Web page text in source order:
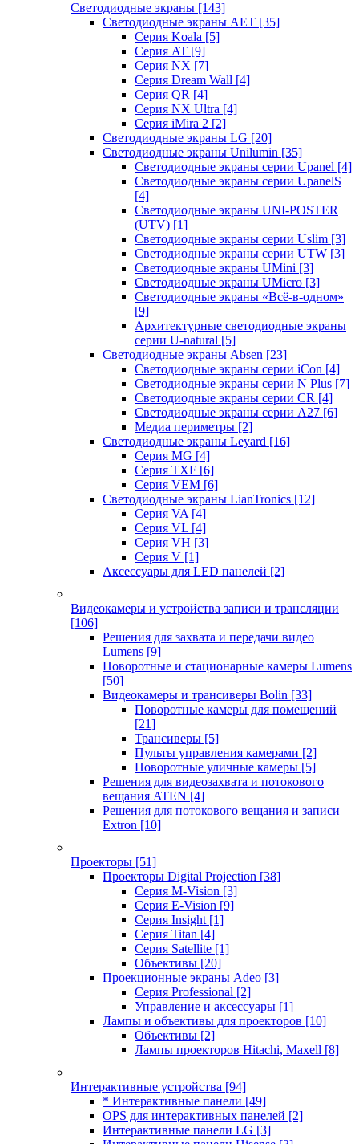
Светодиодные экраны [143]
Светодиодные экраны AET [35]
Cерия Koala [5]
Серия AT [9]
Серия NX [7]
Серия Dream Wall [4]
Серия QR [4]
Серия NX Ultra [4]
Серия iMira 2 [2]
Светодиодные экраны LG [20]
Светодиодные экраны Unilumin [35]
Светодиодные экраны серии Upanel [4]
Светодиодные экраны серии UpanelS
[4]
Светодиодные экраны UNI-POSTER
(UTV) [1]
Светодиодные экраны серии Uslim [3]
Светодиодные экраны серии UTW [3]
Светодиодные экраны UMini [3]
Светодиодные экраны UMicro [3]
Светодиодные экраны «Всё-в-одном»
[9]
Архитектурные светодиодные экраны
серии U-natural [5]
Светодиодные экраны Absen [23]
Светодиодные экраны серии iCon [4]
Светодиодные экраны серии N Plus [7]
Светодиодные экраны серии CR [4]
Светодиодные экраны серии А27 [6]
Медиа периметры [2]
Светодиодные экраны Leyard [16]
Серия MG [4]
Серия TXF [6]
Серия VEM [6]
Светодиодные экраны LianTronics [12]
Серия VA [4]
Серия VL [4]
Серия VH [3]
Серия V [1]
Аксессуары для LED панелей [2]
Видеокамеры и устройства записи и трансляции
[106]
Решения для захвата и передачи видео
Lumens [9]
Поворотные и стационарные камеры Lumens
[50]
Видеокамеры и трансиверы Bolin [33]
Поворотные камеры для помещений
[21]
Трансиверы [5]
Пульты управления камерами [2]
Поворотные уличные камеры [5]
Решения для видеозахвата и потокового
вещания ATEN [4]
Решения для потокового вещания и записи
Extron [10]
Проекторы [51]
Проекторы Digital Projection [38]
Серия M-Vision [3]
Серия E-Vision [9]
Серия Insight [1]
Серия Titan [4]
Серия Satellite [1]
Объективы [20]
Проекционные экраны Adeo [3]
Серия Professional [2]
Управление и аксессуары [1]
Лампы и объективы для проекторов [10]
Объективы [2]
Лампы проекторов Hitachi, Maxell [8]
Интерактивные устройства [94]
* Интерактивные панели [49]
OPS для интерактивных панелей [2]
Интерактивные панели LG [3]